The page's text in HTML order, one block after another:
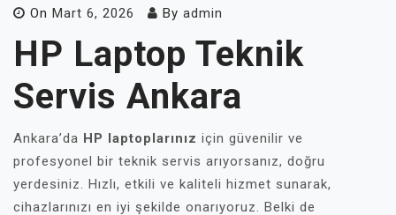
On Mart 6, 2026 By admin
HP Laptop Teknik
Servis Ankara
Ankara’da HP laptoplarınız için güvenilir ve
profesyonel bir teknik servis arıyorsanız, doğru
yerdesiniz. Hızlı, etkili ve kaliteli hizmet sunarak,
cihazlarınızı en iyi şekilde onarıyoruz. Belki de